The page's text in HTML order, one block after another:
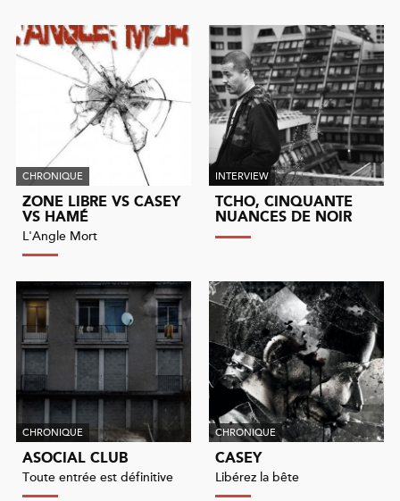
CHRONIQUE
ZONE LIBRE VS CASEY
VS HAMÉ
L'Angle Mort
INTERVIEW
TCHO, CINQUANTE
NUANCES DE NOIR
CHRONIQUE
ASOCIAL CLUB
Toute entrée est définitive
CHRONIQUE
CASEY
Libérez la bête